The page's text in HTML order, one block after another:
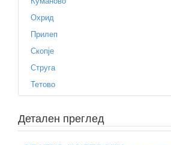
Охрид
Прилеп
Скопје
Струга
Тетово
Детален преглед